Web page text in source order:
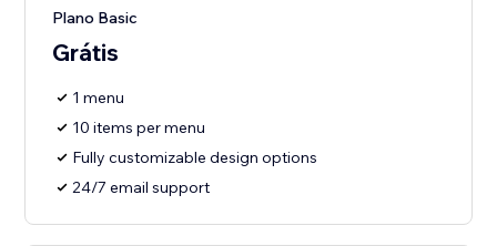
Plano Basic
Grátis
1 menu
10 items per menu
Fully customizable design options
24/7 email support